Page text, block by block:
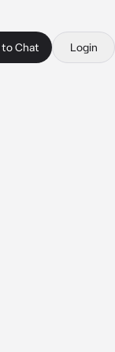
to Chat Login